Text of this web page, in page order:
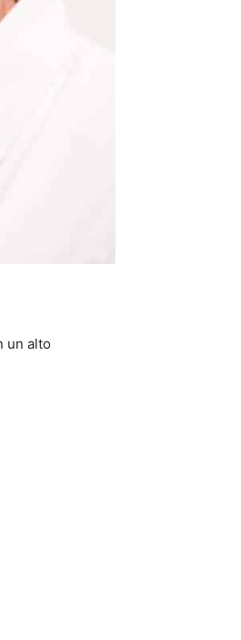
un alto